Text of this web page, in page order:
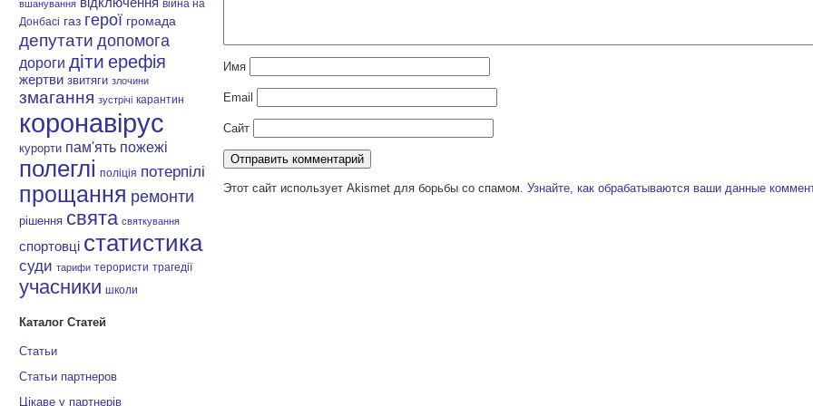
вшанування
війна на
Донбасі газ герої громада
депутати допомога
дороги діти ерефія
жертви звитяги злочини
змагання зустрічі карантин
коронавірус
курорти пам'ять пожежі
полеглі поліція потерпілі
прощання ремонти
рішення свята святкування
спортовці статистика
суди тарифи терористи трагедії
учасники школи
Каталог Статей
Статьи
Статьи партнеров
Цікаве у партнерів
Имя
Email
Сайт
Этот сайт использует Akismet для борьбы со спамом.Узнайте, как обрабатываются ваши данные